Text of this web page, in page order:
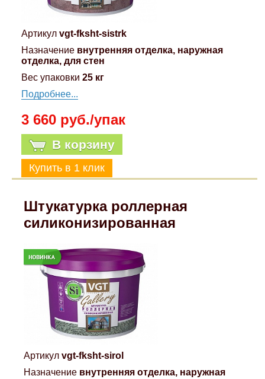
Артикул vgt-fksht-sistrk
Назначение внутренняя отделка, наружная
отделка, для стен
Вес упаковки 25 кг
Подробнее...
3 660 руб./упак
В корзину
Штукатурка роллерная
силиконизированная
Артикул vgt-fksht-sirol
Назначение внутренняя отделка, наружная